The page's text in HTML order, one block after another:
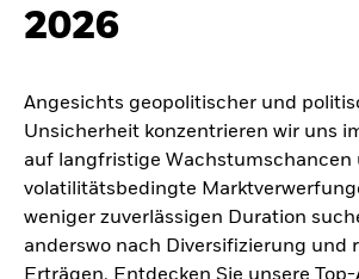
2026
Angesichts geopolitischer und
Unsicherheit konzentrieren wir uns
auf langfristige Wachstumschancen
volatilitätsbedingte
weniger zuverlässigen Duration
anderswo nach Diversifizierung und